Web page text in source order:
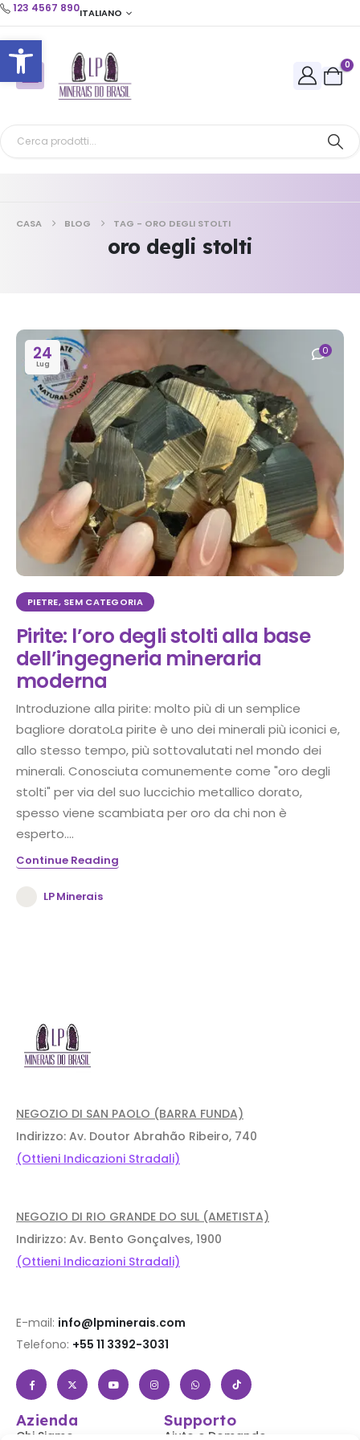
Apri la barra degli strumenti
123 4567 890ITALIANO
0
CASA BLOG TAG - ORO DEGLI STOLTI
oro degli stolti
24
Lug
0
PIETRE, SEM CATEGORIA
Pirite: l’oro degli stolti alla base
dell’ingegneria mineraria
moderna
Introduzione alla pirite: molto più di un semplice
bagliore doratoLa pirite è uno dei minerali più iconici e,
allo stesso tempo, più sottovalutati nel mondo dei
minerali. Conosciuta comunemente come "oro degli
stolti" per via del suo luccichio metallico dorato,
spesso viene scambiata per oro da chi non è
esperto....
Continue Reading
LP Minerais
NEGOZIO DI SAN PAOLO (BARRA FUNDA)
Indirizzo: Av. Doutor Abrahão Ribeiro, 740
(Ottieni Indicazioni Stradali)
NEGOZIO DI RIO GRANDE DO SUL (AMETISTA)
Indirizzo: Av. Bento Gonçalves, 1900
(Ottieni Indicazioni Stradali)
E-mail: info@lpminerais.com
Telefono: +55 11 3392-3031
Azienda
Chi Siamo
Supporto
Aiuto e Domande